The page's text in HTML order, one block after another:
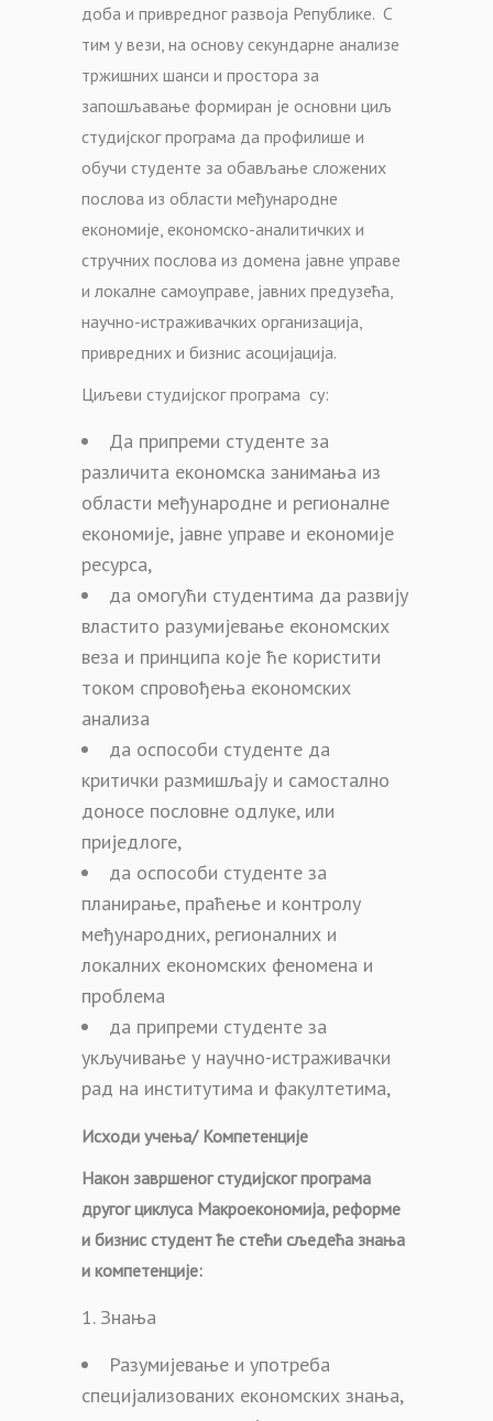
доба и привредног развоја Републике. С
тим у вези, на основу секундарне анализе
тржишних шанси и простора за
запошљавање формиран је основни циљ
студијског програма да профилише и
обучи студенте за обављање сложених
послова из области међународне
економије, економско-аналитичких и
стручних послова из домена јавне управе
и локалне самоуправе, јавних предузећа,
научно-истраживачких организација,
привредних и бизнис асоцијација.
Циљеви студијског програма су:
Да припреми студенте за
различита економска занимања из
области међународне и регионалне
економије, јавне управе и економије
ресурса,
да омогући студентима да развију
властито разумијевање економских
веза и принципа које ће користити
током спровођења економских
анализа
да оспособи студенте да
критички размишљају и самостално
доносе пословне одлуке, или
приједлоге,
да оспособи студенте за
планирање, праћење и контролу
међународних, регионалних и
локалних економских феномена и
проблема
да припреми студенте за
укључивање у научно-истраживачки
рад на институтима и факултетима,
Исходи учења/ Компетенције
Након завршеног студијског програма
другог циклуса Макроекономија, реформе
и бизнис студент ће стећи сљедећа знања
и компетенције:
Знања
Разумијевање и употреба
специјализованих економских знања,